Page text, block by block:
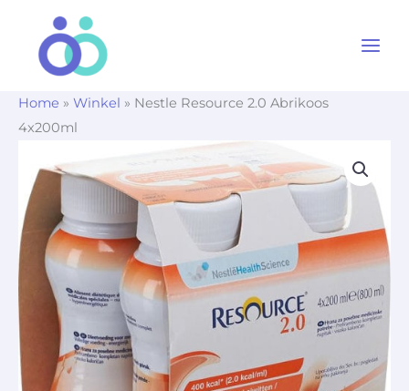
Home » Winkel » Nestle Resource 2.0 Abrikoos
4x200ml